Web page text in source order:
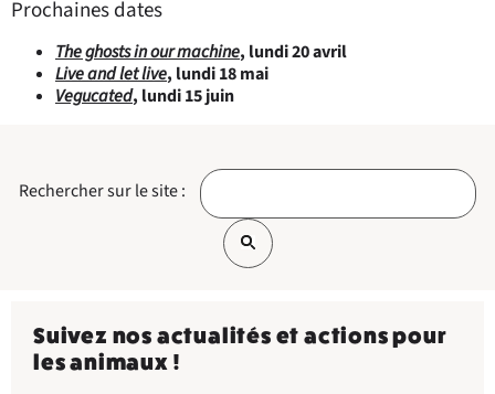
Prochaines dates
The ghosts in our machine, lundi 20 avril
Live and let live, lundi 18 mai
Vegucated, lundi 15 juin
Rechercher sur le site :
Suivez nos actualités et actions pour
les animaux !